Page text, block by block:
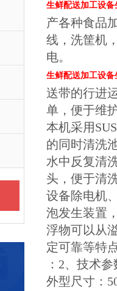
生鲜配送加工设
产各种食品
线，洗筐机
电。
生鲜配送加工设
送带的行进
单，便于维
本机采用
的同时清洗
水中反复清
头，便于清
设备除电机
泡发生装置
浮物可以从
定可靠等特
：2、技术
外型尺寸：